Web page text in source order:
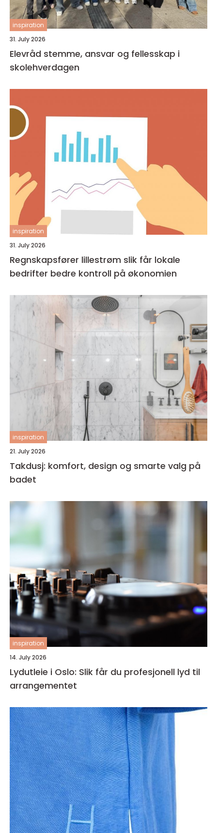
inspiration
31. July 2026
Elevråd stemme, ansvar og fellesskap i
skolehverdagen
inspiration
31. July 2026
Regnskapsfører lillestrøm slik får lokale
bedrifter bedre kontroll på økonomien
inspiration
21. July 2026
Takdusj: komfort, design og smarte valg på
badet
inspiration
14. July 2026
Lydutleie i Oslo: Slik får du profesjonell lyd til
arrangementet